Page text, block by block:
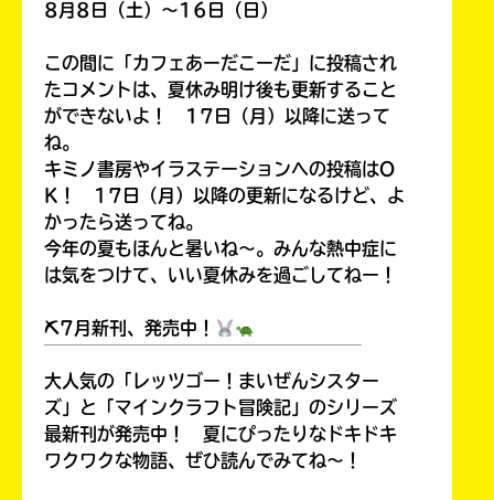
8月8日（土）～16日（日）
この間に「カフェあーだこーだ」に投稿され
たコメントは、夏休み明け後も更新すること
ができないよ！ 17日（月）以降に送って
ね。
キミノ書房やイラステーションへの投稿はO
K！ 17日（月）以降の更新になるけど、よ
かったら送ってね。
今年の夏もほんと暑いね～。みんな熱中症に
は気をつけて、いい夏休みを過ごしてねー！
⛏7月新刊、発売中！
大人気の「レッツゴー！まいぜんシスター
ズ」と「マインクラフト冒険記」のシリーズ
最新刊が発売中！ 夏にぴったりなドキドキ
ワクワクな物語、ぜひ読んでみてね～！